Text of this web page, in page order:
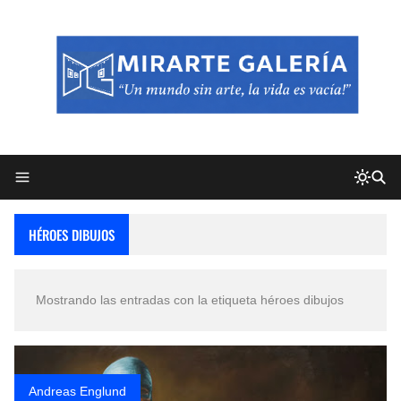
HÉROES DIBUJOS
Mostrando las entradas con la etiqueta héroes dibujos
Andreas Englund